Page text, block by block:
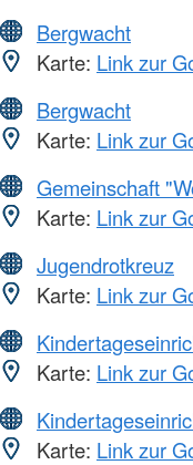
Bergwacht
Karte: Link zur
Bergwacht
Karte: Link zur
Gemeinschaft
Karte: Link zur
Jugendrotkreuz
Karte: Link zur
Karte: Link zur
Karte: Link zur